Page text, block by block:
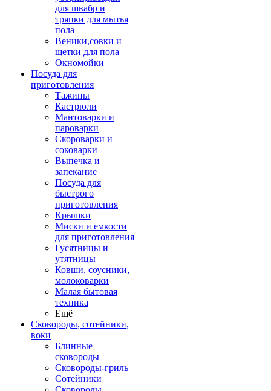
для швабр и
тряпки для мытья
пола
Веники,совки и
щетки для пола
Окномойки
Посуда для
приготовления
Тажины
Кастрюли
Мантоварки и
пароварки
Скороварки и
соковарки
Выпечка и
запекание
Посуда для
быстрого
приготовления
Крышки
Миски и емкости
для приготовления
Гусятницы и
утятницы
Ковши, соусники,
молоковарки
Малая бытовая
техника
Ещё
Сковороды, сотейники,
воки
Блинные
сковороды
Сковороды-гриль
Сотейники